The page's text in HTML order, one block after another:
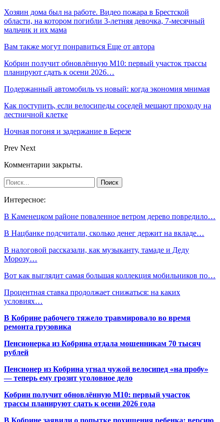
Хозяин дома был на работе. Видео пожара в Брестской
области, на котором погибли 3-летняя девочка, 7-месячный
мальчик и их мама
Вам также могут понравиться Еще от автора
Кобрин получит обновлённую М10: первый участок трассы
планируют сдать к осени 2026…
Подержанный автомобиль vs новый: когда экономия мнимая
Как поступить, если велосипеды соседей мешают проходу на
лестничной клетке
Ночная погоня и задержание в Березе
Prev Next
Комментарии закрыты.
Интересное:
В Каменецком районе поваленное ветром дерево повредило…
В Нацбанке подсчитали, сколько денег держит на вкладе…
В налоговой рассказали, как музыканту, тамаде и Деду
Морозу…
Вот как выглядит самая большая коллекция мобильников по…
Процентная ставка продолжает снижаться: на каких
условиях…
В Кобрине рабочего тяжело травмировало во время
ремонта грузовика
Пенсионерка из Кобрина отдала мошенникам 70 тысяч
рублей
Пенсионер из Кобрина угнал чужой велосипед «на пробу»
— теперь ему грозит уголовное дело
Кобрин получит обновлённую М10: первый участок
трассы планируют сдать к осени 2026 года
В Кобрине заявили о попытке похищения ребенка: версию